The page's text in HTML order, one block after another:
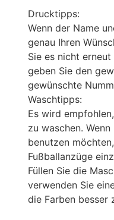
Drucktipps:
Wenn der Name
genau Ihren
Sie es nicht
geben Sie den
gewünschte
Waschtipps:
Es wird
zu waschen.
benutzen
Fußballanzüge
Füllen Sie die
verwenden Sie
die Farben besser